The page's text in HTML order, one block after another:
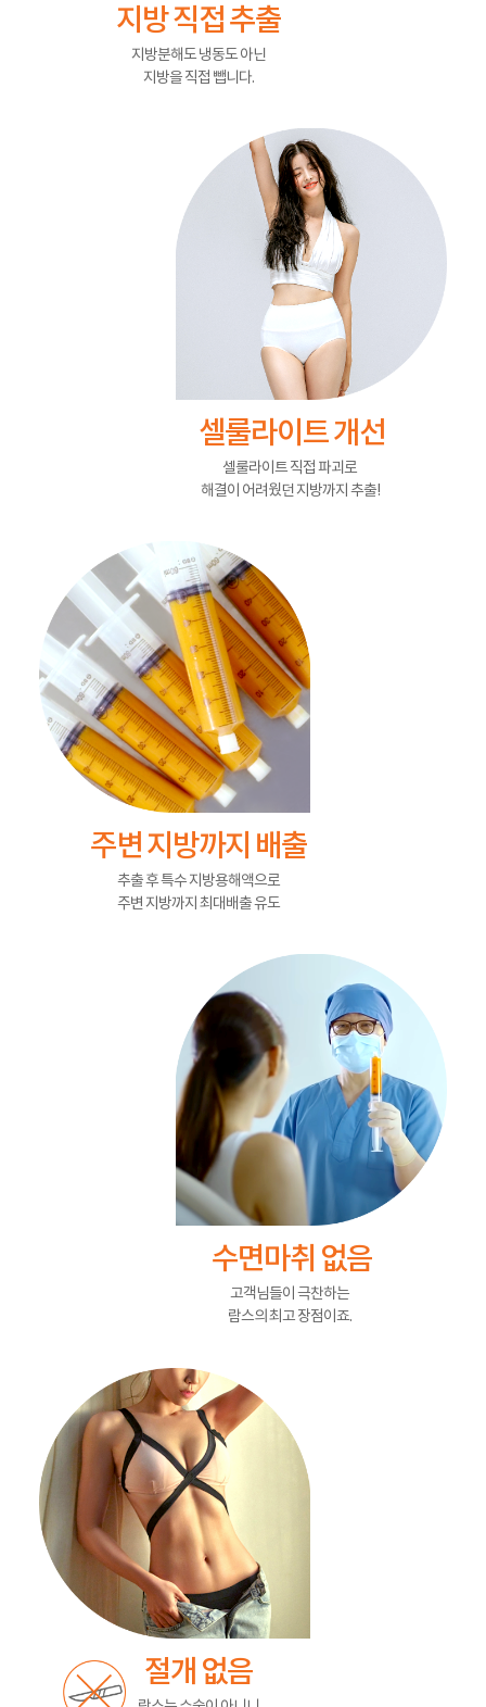
지방 직접 추출
지방분해도 냉동도 아닌
지방을 직접 뺍니다.
셀룰라이트 개선
셀룰라이트 직접 파괴로
해결이 어려웠던 지방까지 추출!
주변 지방까지 배출
추출 후 특수 지방용해액으로
주변 지방까지 최대배출 유도
수면마취 없음
고객님들이 극찬하는
람스의 최고 장점이죠.
절개 없음